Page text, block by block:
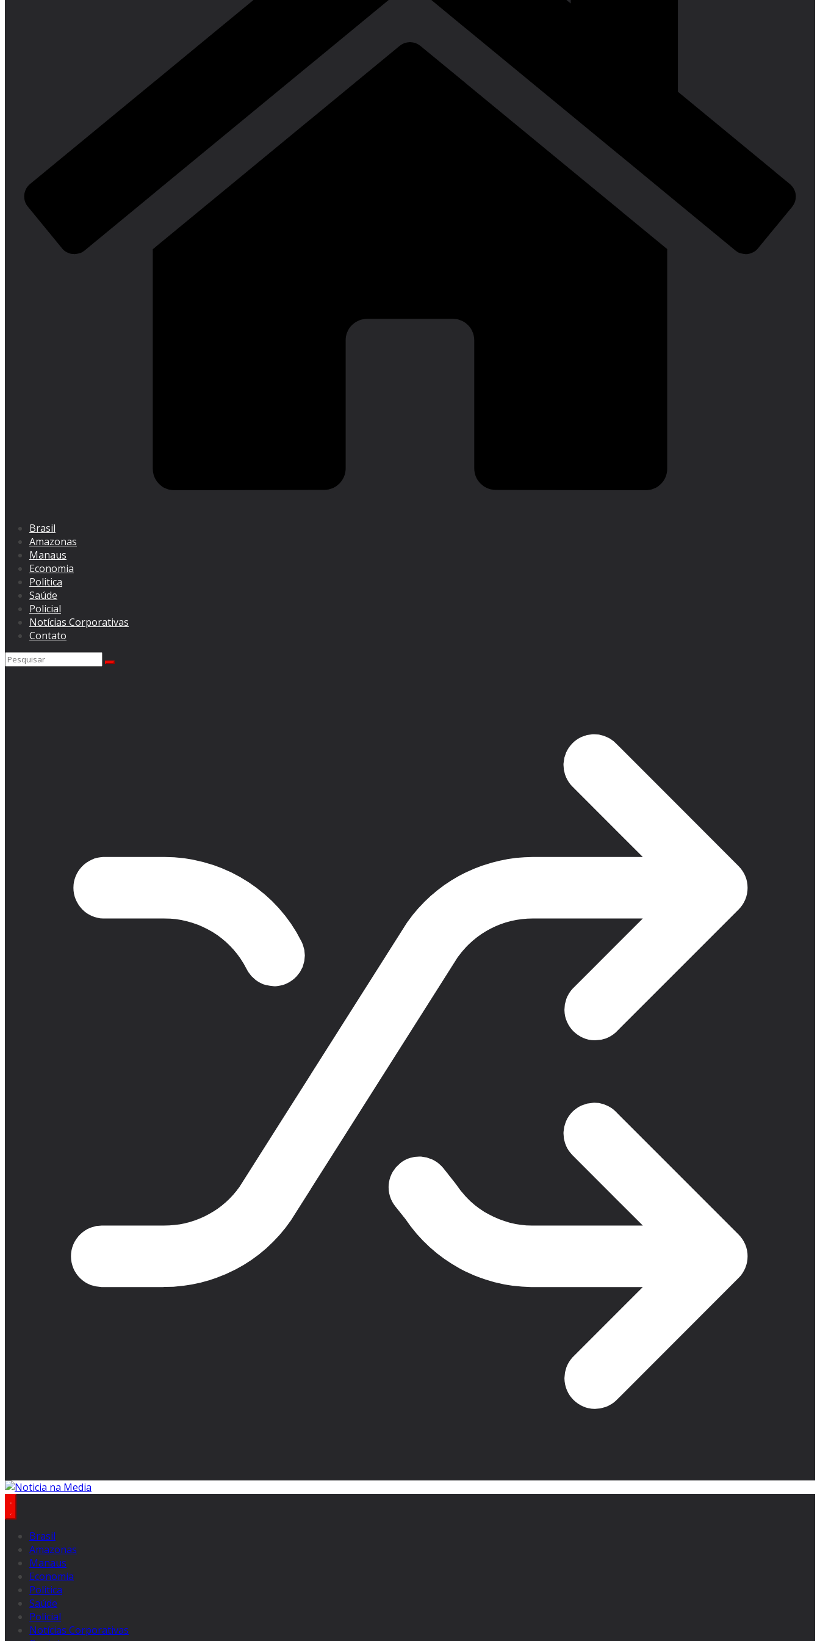
Brasil
Amazonas
Manaus
Economia
Politica
Saúde
Policial
Notícias Corporativas
Contato
Brasil
Amazonas
Manaus
Economia
Politica
Saúde
Policial
Notícias Corporativas